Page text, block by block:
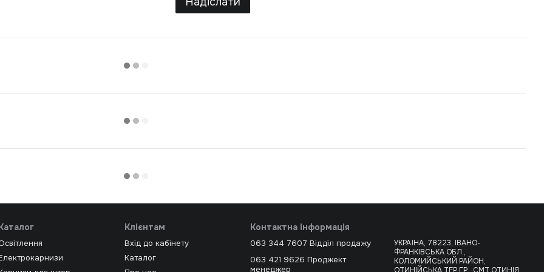
Клієнтам
Вхід до кабінету
Каталог
Контактна інформація
063 344 7607 Відділ продажу
063 421 9626 Проджект
менеджер
УКРАЇНА, 78223, ІВАНО-
ФРАНКІВСЬКА ОБЛ.,
КОЛОМИЙСЬКИЙ РАЙОН,
ОТИНІЙСЬКА ТЕР.ГР., СМТ ОТИНІЯ,